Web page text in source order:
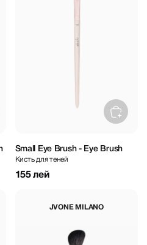
Small Eye Brush - Eye Brush
Кисть для теней
155 лей
JVONE MILANO